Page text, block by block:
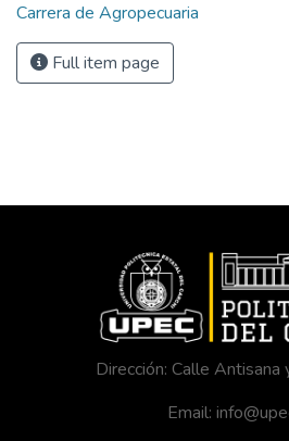
Carrera de Agropecuaria
Full item page
Dirección: Calle Antisana
Email: